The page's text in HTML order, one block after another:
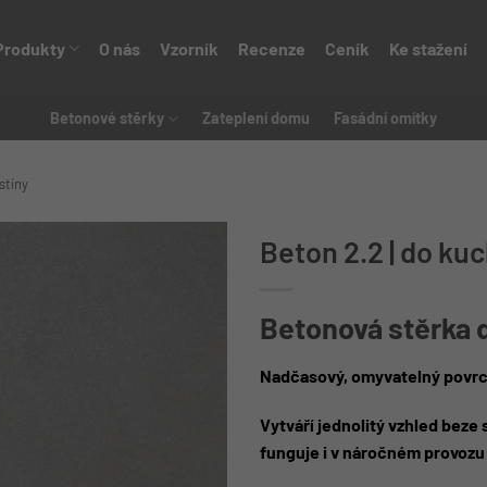
O nás Vzorník Recenze Ceník Ke stažení
Betonové stěrky Zateplení domu Fasádní omítky
Beton 2.2 | do
Betonová stěrka
Nadčasový, omyvatelný
Vytváří jednolitý vzhled beze
funguje i v náročném